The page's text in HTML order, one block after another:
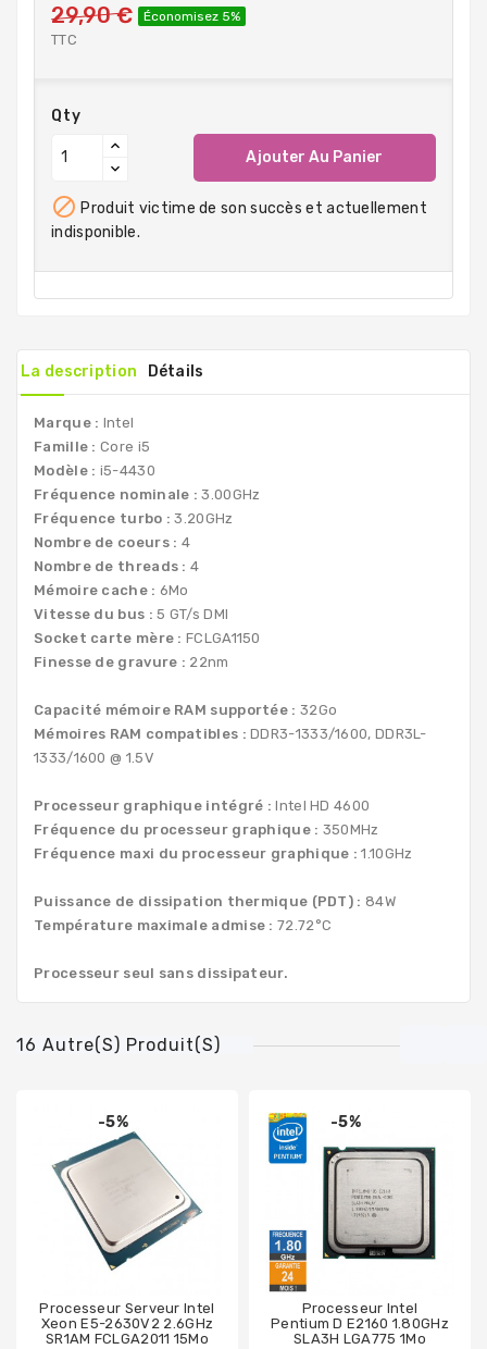
29,90 € Économisez 5%
TTC
Qty
Ajouter Au Panier
 Produit victime de son succès et actuellement
indisponible.
La description Détails
Marque : Intel
Famille : Core i5
Modèle : i5-4430
Fréquence nominale : 3.00GHz
Fréquence turbo : 3.20GHz
Nombre de coeurs : 4
Nombre de threads : 4
Mémoire cache : 6Mo
Vitesse du bus : 5 GT/s DMI
Socket carte mère : FCLGA1150
Finesse de gravure : 22nm
Capacité mémoire RAM supportée : 32Go
Mémoires RAM compatibles : DDR3-1333/1600, DDR3L-
1333/1600 @ 1.5V
Processeur graphique intégré : Intel HD 4600
Fréquence du processeur graphique : 350MHz
Fréquence maxi du processeur graphique : 1.10GHz
Puissance de dissipation thermique (PDT) : 84W
Température maximale admise : 72.72°C
Processeur seul sans dissipateur.
16 Autre(s) Produit(s)
-5%
Processeur Serveur Intel
Xeon E5-2630V2 2.6GHz
SR1AM FCLGA2011 15Mo
-5%
Processeur Intel
Pentium D E2160 1.80GHz
SLA3H LGA775 1Mo